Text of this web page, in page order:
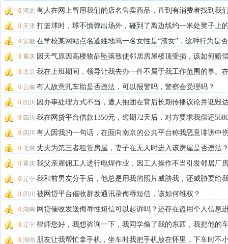
0 河北 有人在网上冒用我们的店名售卖商品，直到有消费者找到我
我们才发现这一
0 天津 打篮球时，球不慎弹出场外，碰到了离边线约一米处凳子上
果手机，造成屏
0 安徽 在学校某网站点名道姓地骂一名女性是“渣女”，这种行为是
法？
0 重庆 因天气原因高楼物品坠落致使邻居房屋楼顶受损，该如何赔
若高空坠落物与
0 北京 我在上班期间，领导让我去办一件不属于我工作范围的事。
中骑电动车时，
0 云南 有人故意扎车胎是否违法，可以报警吗，警察会受理吗？
0 四川
因办事处理方式不当，遭人抱团在背后长期传播议论并诋毁
到五年，希望获
0 四川 我在网贷平台借款1350元，逾期72天后，对方要求我偿还
元，并
0 四川 有人因我的一句话，在面向南京的公共平台称我恶意诽谤中
攻击他人，但事
0 北京 丈夫为第三者租赁房屋，妻子在无人时进入该房屋是否违法
0 重庆 我父亲雇佣工人进行电焊作业，因工人操作不当引发邻居厂
火，关于责任划
0 辽宁 我和前男友分手后，他总是用我的照片威胁我，还威胁要给
造麻烦，我该怎
0 四川 被网贷平台催收群发通讯录侮辱短信，该如何维权？
0 湖南 网贷催收发送侮辱性短信可以起诉吗？还存在盗用个人信息
诈骗的情况。
0 辽宁 律师您好，我想咨询一下，我同学偷了我的东西，我把他的
坏了，这种情况
0 湖南 朋友让我帮忙拿手机，坐车时我把手机放在怀里，下车时不